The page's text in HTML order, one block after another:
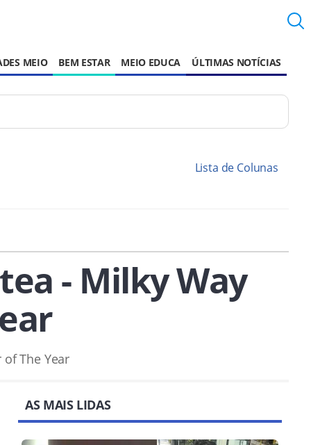
MEIO BEM ESTAR MEIO EDUCA ÚLTIMAS NOTÍCIAS
Lista de Colunas
- Milky Way
The Year
AS MAIS LIDAS